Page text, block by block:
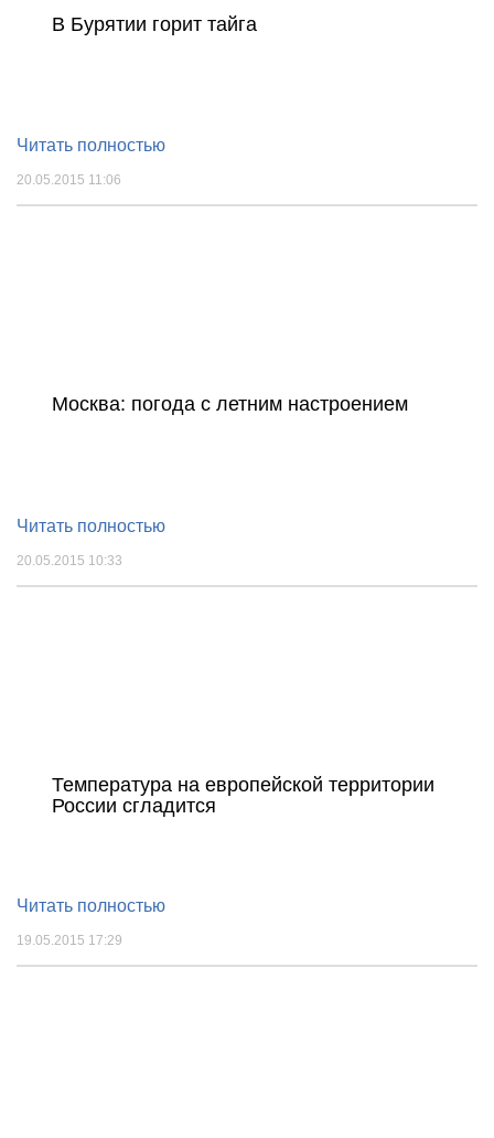
В Бурятии горит тайга
Читать полностью
20.05.2015 11:06
Москва: погода с летним настроением
Читать полностью
20.05.2015 10:33
Температура на европейской территории
России сгладится
Читать полностью
19.05.2015 17:29